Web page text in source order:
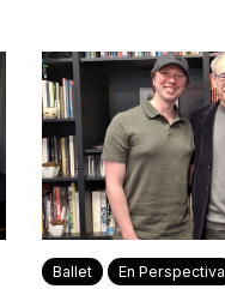
Ballet En Perspectiva